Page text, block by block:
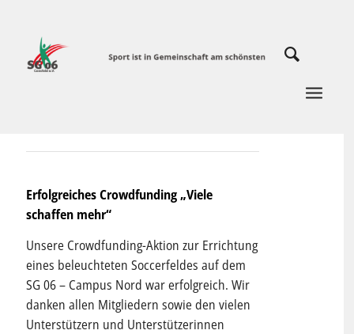
Erfolgreiches Crowdfunding „Viele
schaffen mehr“
Unsere Crowdfunding-Aktion zur Errichtung
eines beleuchteten Soccerfeldes auf dem
SG 06 – Campus Nord war erfolgreich. Wir
danken allen Mitgliedern sowie den vielen
Unterstützern und Unterstützerinnen